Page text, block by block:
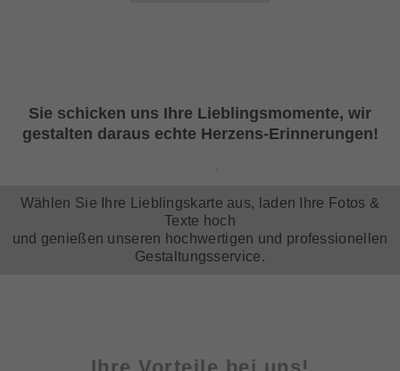
Sie schicken uns Ihre Lieblingsmomente, wir
gestalten daraus echte Herzens-Erinnerungen!
Wählen Sie Ihre Lieblingskarte aus, laden Ihre Fotos &
Texte hoch
und genießen unseren hochwertigen und professionellen
Gestaltungsservice.